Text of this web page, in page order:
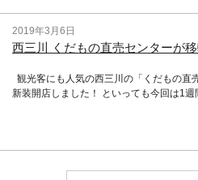
2019年3月6日
西三川 くだもの直売センターが移
観光客にも人気の西三川の「くだもの直
新装開店しました！ といっても今回は1週